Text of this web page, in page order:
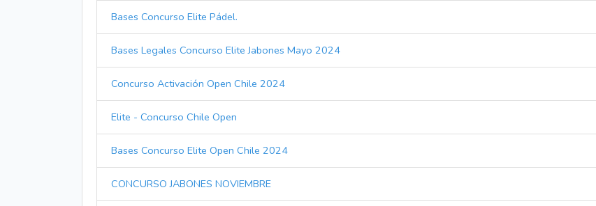
Bases Concurso Elite Pádel.
Bases Legales Concurso Elite Jabones Mayo 2024
Concurso Activación Open Chile 2024
Elite - Concurso Chile Open
Bases Concurso Elite Open Chile 2024
CONCURSO JABONES NOVIEMBRE